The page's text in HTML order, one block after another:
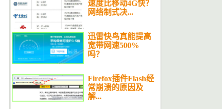
速度比移动4G快？
网络制式决...
迅雷快鸟真能提高
宽带网速500%
吗？
Firefox插件Flash经
常崩溃的原因及
解...